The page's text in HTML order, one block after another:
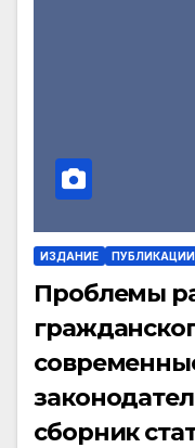
ИЗДАНИЕ ПУБЛИКАЦИИ
Проблемы
сборник